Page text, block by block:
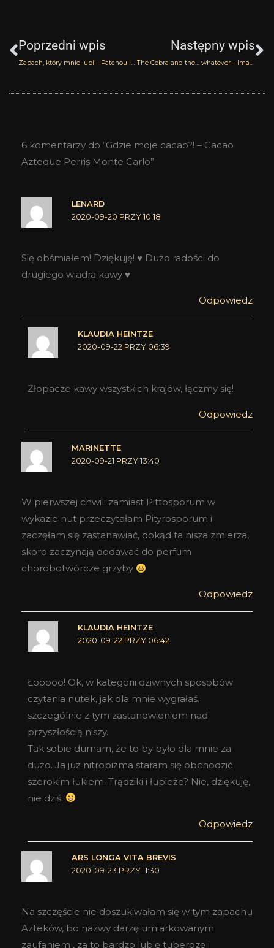
Poprzedni wpis
Zapach, który mnie lubi – Patchouli Nosy Be Perris Monte Carlo
Następny wpis
The Cobra and the… whatever – Imaginary Authors
6 komentarzy do “Gdzie moje cacao?! – Cacao
Azteque Perris Monte Carlo”
LENARD
2020-09-20 PRZY 10:18
Się obśmiałem! Dziękuję! ♥ Dużo radości do
drugiego wiadra kawy ♥
Odpowiedz
KLAUDIA HEINTZE
2020-09-22 PRZY 06:39
Żłopacze kawy wszystkich krajów, łączmy się!
Odpowiedz
MARINETTE
2020-09-21 PRZY 13:40
W pierwszej chwili zamiast Pittosporum w
wykazie nut przeczytałam Pityrosporum i
zaczęłam się zastanawiać, dokąd ta nisza zmierza,
skoro zaczynają dodawać do perfum
chorobotwórcze grzyby
Odpowiedz
KLAUDIA HEINTZE
2020-09-22 PRZY 06:42
Łooooo! Ok, w kategorii dziwnych sposobów
czytania nutek, jak dla mnie wygrałaś.
szczególnie z tym zastanowieniem nad
przyszłością niszy.
Tak sobie dumam, że to by było dla mnie za
dużo. Ja już nitropiżma staram się obchodzić
szerokim łukiem. Trądziki i łupieże? Nie, dziękuję,
nie dziś.
Odpowiedz
ARS LONGA VITA BREVIS
2020-09-23 PRZY 11:30
Na szczęście nie doszukiwałam się w tym zapachu
Azteków, bo nazwy darzę umiarkowanym
zaufaniem , za to bardzo lubię tuberozę i